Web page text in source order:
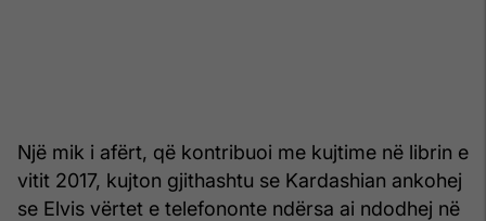
Një mik i afërt, që kontribuoi me kujtime në librin e
vitit 2017, kujton gjithashtu se Kardashian ankohej
se Elvis vërtet e telefononte ndërsa ai ndodhej në